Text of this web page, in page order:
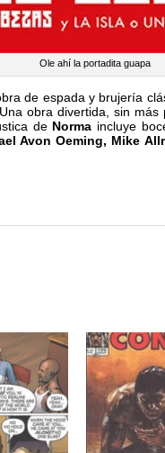
Ole ahí la portadita guapa
de espada y brujería
obra divertida, sin
de Norma incluye
Avon Oeming, Mike